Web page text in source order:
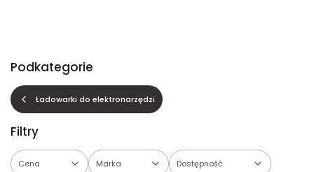
Podkategorie
Ładowarki do elektronarzędzi
Filtry
Cena Marka Dostępność